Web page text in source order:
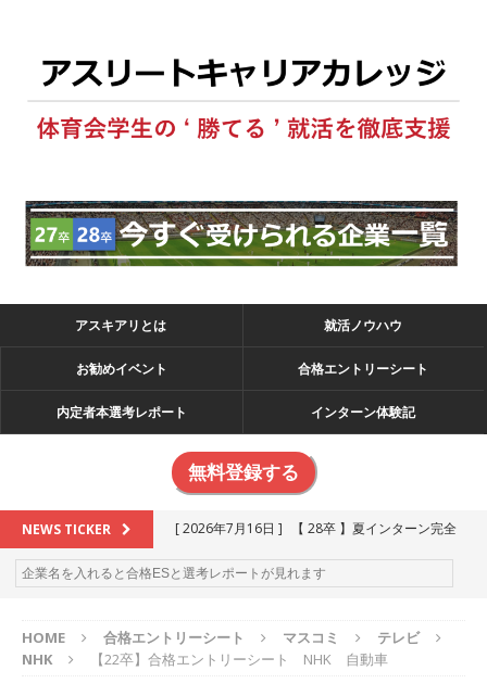
アスキアリとは 就活ノウハウ
お勧めイベント 合格エントリーシート
内定者本選考レポート インターン体験記
無料登録する
NEWS TICKER [ 2026年7月16日 ]
【 28卒 】夏インターン完全
攻略セミナー ｜ 予約フォーム
お勧めイベン
[ 2026年6月13日 ] ≪ 27卒 ≫アスキヤリ個人相
HOME 合格エントリーシート マスコミ
テレビ
NHK
【22卒】合格エントリーシート NHK 自動車